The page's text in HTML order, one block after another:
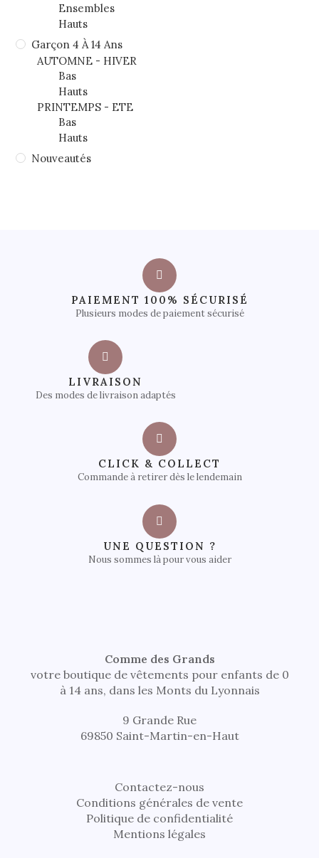
Ensembles
Hauts
Garçon 4 À 14 Ans
AUTOMNE - HIVER
Bas
Hauts
PRINTEMPS - ETE
Bas
Hauts
Nouveautés
PAIEMENT 100% SÉCURISÉ
Plusieurs modes de paiement sécurisé
LIVRAISON
Des modes de livraison adaptés
CLICK & COLLECT
Commande à retirer dès le lendemain
UNE QUESTION ?
Nous sommes là pour vous aider
Comme des Grands
votre boutique de vêtements pour enfants de 0
à 14 ans, dans les Monts du Lyonnais
9 Grande Rue
69850 Saint-Martin-en-Haut
Contactez-nous
Conditions générales de vente
Politique de confidentialité
Mentions légales